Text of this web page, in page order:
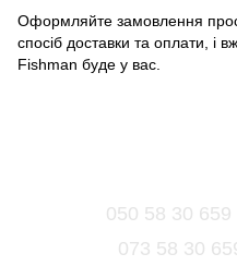
Оформляйте замовлення
спосіб доставки та оплати, і
Fishman буде у вас.
050 58 30 659
073 58 30